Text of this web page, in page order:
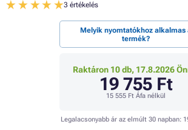
3 értékelés
Melyik nyomtatókhoz alkalmas
termék?
Raktáron 10 db, 17.8.2026
19 755 Ft
15 555 Ft Áfa nélkül
Legalacsonyabb ár az elmúlt 30 napban: